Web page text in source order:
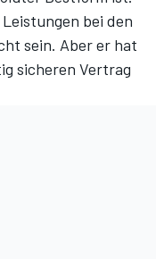
bei den
sein. Aber er hat
sicheren Vertrag